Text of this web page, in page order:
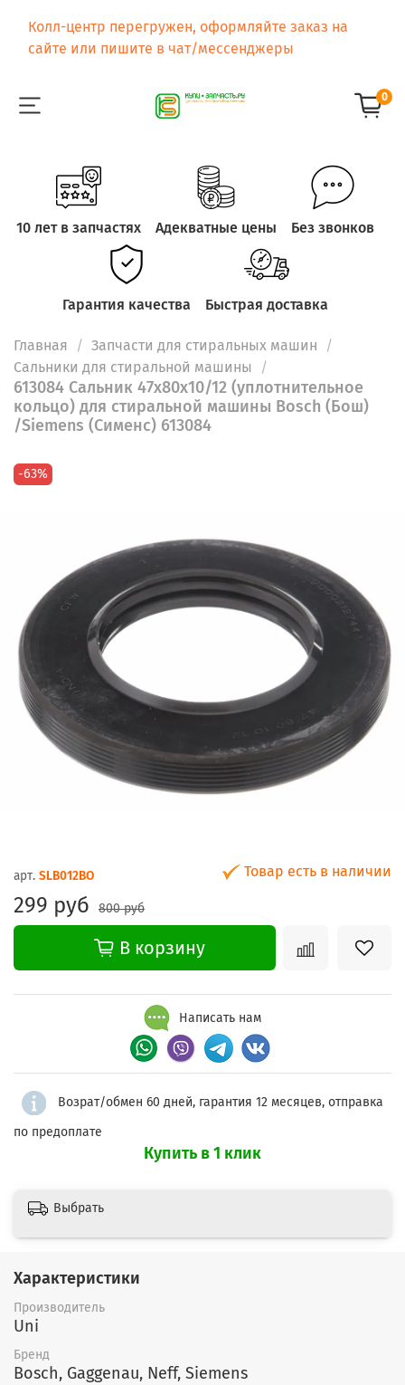
Колл-центр перегружен, оформляйте заказ на
сайте или пишите в чат/мессенджеры
0
10 лет в запчастях Адекватные цены Без звонков
Гарантия качества Быстрая доставка
Главная
Запчасти для стиральных машин
Сальники для стиральной машины
613084 Сальник 47x80x10/12 (уплотнительное
кольцо) для стиральной машины Bosch (Бош)
/Siemens (Сименс) 613084
-63%
арт. SLB012BO Товар есть в наличии
299 руб 800 руб
В корзину
Написать нам
Возрат/обмен 60 дней, гарантия 12 месяцев, отправка
по предоплате
Купить в 1 клик
Выбрать
Характеристики
Производитель
Uni
Бренд
Bosch, Gaggenau, Neff, Siemens